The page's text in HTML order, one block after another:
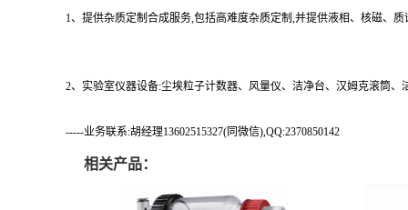
1、提供杂质定制合成服务,包括高难度杂质定制,并提供液相、核磁、质
2、实验室仪器设备:尘埃粒子计数器、风量仪、洁净台、汉姆克滚筒
-----业务联系:胡经理13602515327(同微信),QQ:2370850142
相关产品：